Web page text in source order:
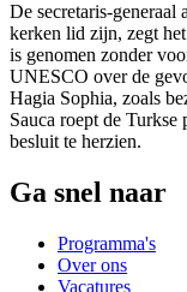
De secretaris-generaal
kerken lid zijn, zegt
is genomen zonder
UNESCO over de
Hagia Sophia, zoals
Sauca roept de
besluit te herzien.
Ga snel naar
Programma's
Over ons
Vacatures